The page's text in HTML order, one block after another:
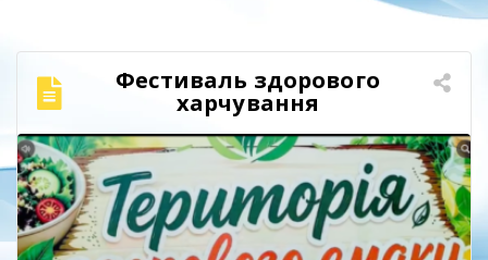
одним із найсильніших майстрів-плиточників
[…]
Фестиваль здорового
харчування